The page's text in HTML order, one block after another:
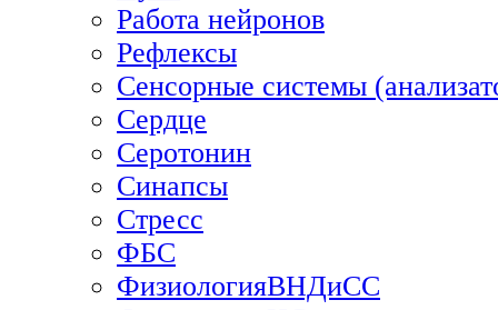
Работа нейронов
Рефлексы
Сенсорные системы
Сердце
Серотонин
Синапсы
Стресс
ФБС
ФизиологияВНДиСС